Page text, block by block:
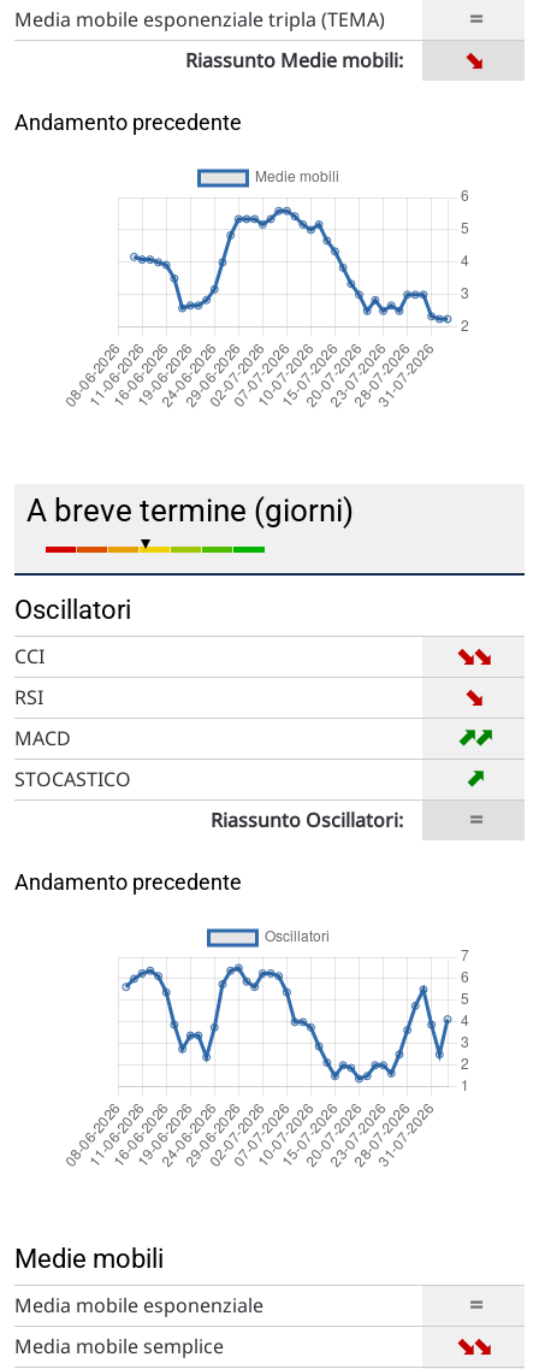
Media mobile esponenziale tripla (TEMA) =
Riassunto Medie mobili: ➡
Andamento precedente
A breve termine (giorni)
Oscillatori
CCI ➡
➡
RSI ➡
MACD ➡
➡
STOCASTICO ➡
Riassunto Oscillatori: =
Andamento precedente
Medie mobili
Media mobile esponenziale =
Media mobile semplice ➡
➡